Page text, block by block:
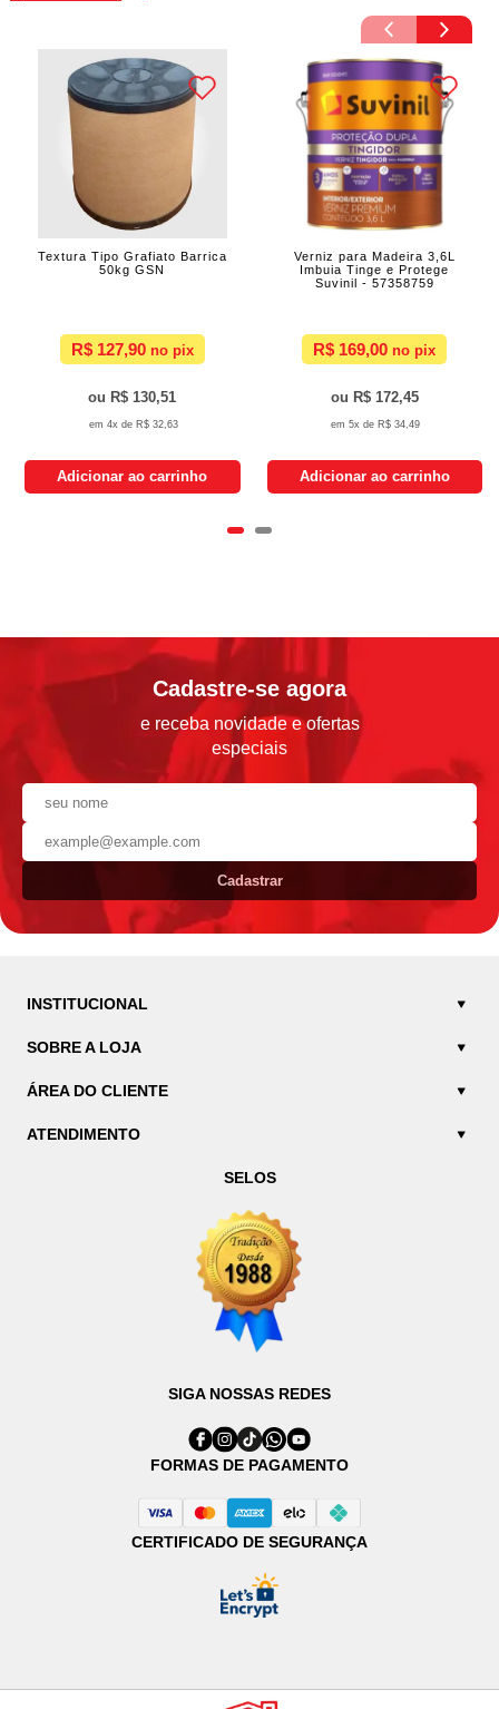
Textura Tipo Grafiato Barrica
50kg GSN
R$ 127,90
R$ 130,51
4x de R$ 32,63
Adicionar ao carrinho
Verniz para Madeira 3,6L
Imbuia Tinge e Protege
Suvinil - 57358759
R$ 169,00
R$ 172,45
5x de R$ 34,49
Adicionar ao carrinho
Cadastre-se agora
e receba novidade e ofertas
especiais
Cadastrar
INSTITUCIONAL
SOBRE A LOJA
ÁREA DO CLIENTE
ATENDIMENTO
SELOS
SIGA NOSSAS REDES
FORMAS DE PAGAMENTO
CERTIFICADO DE SEGURANÇA